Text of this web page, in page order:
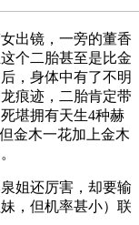
出镜，一旁的董香
个二胎甚至是比金
，身体中有了不明
痕迹，二胎肯定带
堪拥有天生4种赫
金木一花加上金木
姐还厉害，却要输
，但机率甚小）联